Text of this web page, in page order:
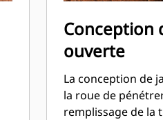
Conception
ouverte
La conception de
la roue de
remplissage de la